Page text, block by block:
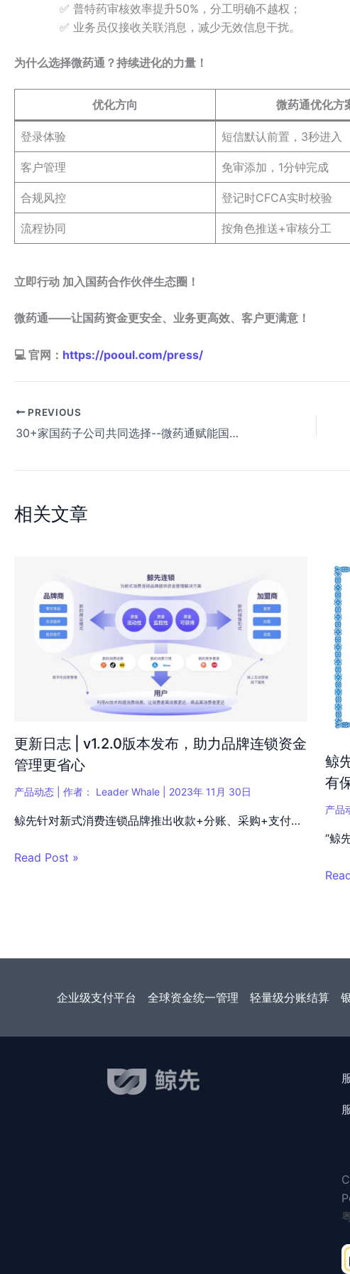
✅ 普特药审核效率提升50%，分工明确不越权；
✅ 业务员仅接收关联消息，减少无效信息干扰。
为什么选择微药通？持续进化的力量！
优化方向 微药通优化方
登录体验 短信默认前置，3秒进入
客户管理 免审添加，1分钟完成
合规风控 登记时CFCA实时校验
流程协同 按角色推送+审核分工
立即行动 加入国药合作伙伴生态圈！
微药通——让国药资金更安全、业务更高效、客户更满意！
💻 官网： https://pooul.com/press/
PREVIOUS
30+家国药子公司共同选择--微药通赋能国药重塑医药流通价值链
相关文章
更新日志 | v1.2.0版本发布，助力品牌连锁资金
管理更省心
产品动态 | 作者： Leader Whale 2023年 11月 30日
鲸先针对新式消费连锁品牌推出收款+分账、采购+支付…
Read Post »
鲸
有
产品
“鲸
企业级支付平台 全球资金统一管理 轻量级分账结算